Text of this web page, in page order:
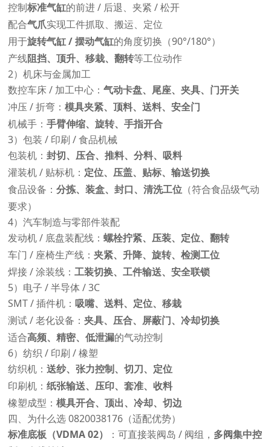
控制标准气缸的前进 / 后退、夹紧 / 松开
配合气爪实现工件抓取、搬运、定位
用于旋转气缸 / 摆动气缸的角度切换（90°/180°）
产线阻挡、顶升、移栽、翻转等工位动作
2）机床与金属加工
数控车床 / 加工中心：气动卡盘、尾座、夹具、门开关
冲压 / 折弯：模具夹紧、顶料、送料、安全门
机械手：手臂伸缩、旋转、手指开合
3）包装 / 印刷 / 食品机械
包装机：封切、压合、推料、分料、吸料
灌装机 / 贴标机：定位、压盖、贴标、输送切换
食品设备：分拣、装盒、封口、清洗工位 （符合食品级气动
要求）
4）汽车制造与零部件装配
发动机 / 底盘装配线：螺栓拧紧、压装、定位、翻转
车门 / 座椅生产线：夹紧、升降、旋转、检测工位
焊接 / 涂装线：工装切换、工件输送、安全联锁
5）电子 / 半导体 / 3C
SMT / 插件机：吸嘴、送料、定位、移栽
测试 / 老化设备：夹具、压合、屏蔽门、冷却切换
适合高频、精密、低泄漏的气动控制
6）纺织 / 印刷 / 橡塑
纺织机：送纱、张力控制、切刀、定位
印刷机：纸张输送、压印、套准、收料
橡塑成型：模具开合、顶出、冷却、切边
四、为什么选 0820038176（适配优势）
标准底板（VDMA 02）
：可直接装阀岛 / 阀组， 多阀集中控